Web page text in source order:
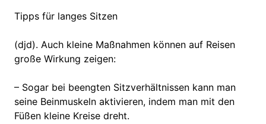
Tipps für langes Sitzen
(djd). Auch kleine Maßnahmen können auf Reisen
große Wirkung zeigen:
– Sogar bei beengten Sitzverhältnissen kann man
seine Beinmuskeln aktivieren, indem man mit den
Füßen kleine Kreise dreht.